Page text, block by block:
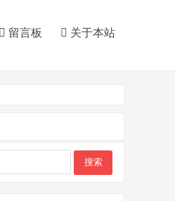
留言板 关于本站